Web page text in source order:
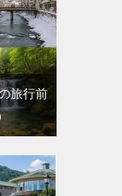
旅行前